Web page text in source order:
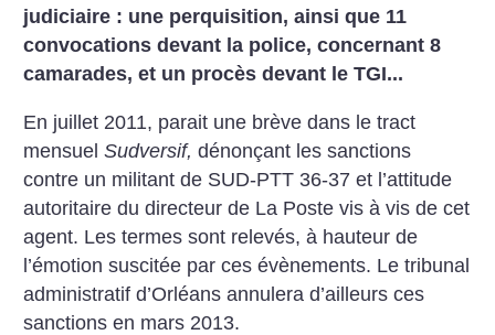
judiciaire : une perquisition, ainsi que 11
convocations devant la police, concernant 8
camarades, et un procès devant le TGI...
En juillet 2011, parait une brève dans le tract
mensuelSudversif, dénonçant les sanctions
contre un militant de SUD-PTT 36-37 et l’attitude
autoritaire du directeur de La Poste vis à vis de cet
agent. Les termes sont relevés, à hauteur de
l’émotion suscitée par ces évènements. Le tribunal
administratif d’Orléans annulera d’ailleurs ces
sanctions en mars 2013.